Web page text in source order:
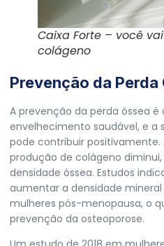
Caixa Forte – você
colágeno
Prevenção da Perda
A prevenção da perda óssea é
envelhecimento saudável, e
pode contribuir positivamente.
produção de colágeno
densidade óssea. Estudos
aumentar a densidade
mulheres pós-menopausa, o
prevenção da osteoporose.